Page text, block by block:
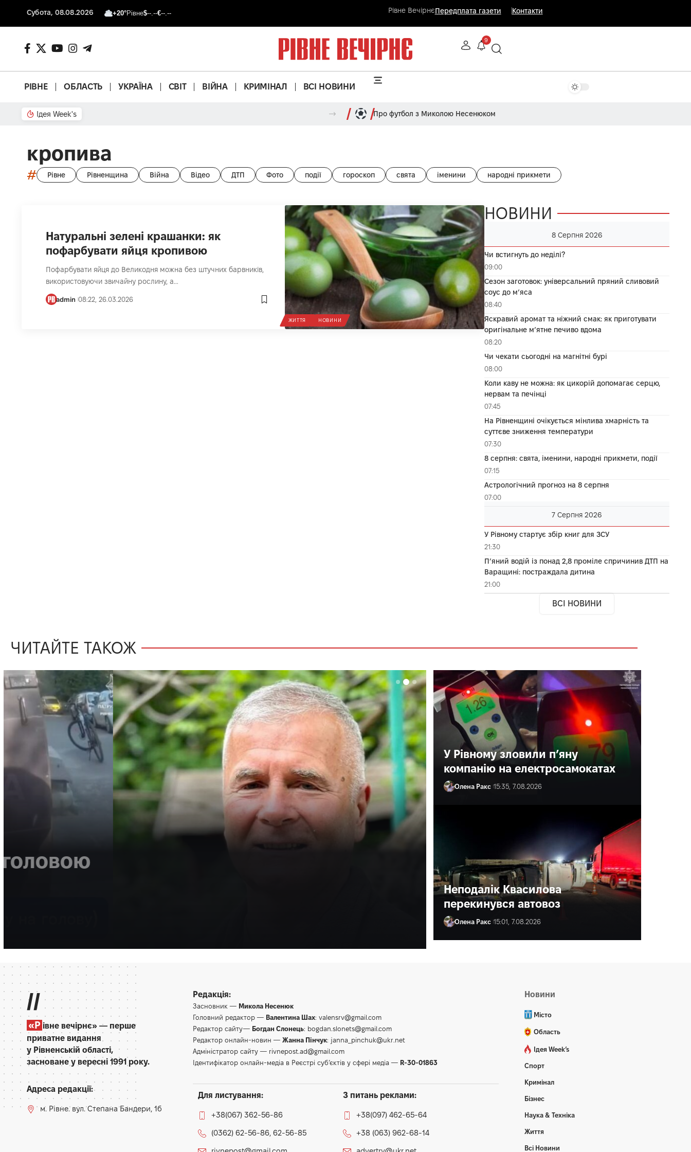
Субота, 08.08.2026 +20°Рівне$--.--€--.-- Рівне ВечірнєПередплата газети Контакти
9
РІВНЕ ОБЛАСТЬ УКРАЇНА СВІТ ВІЙНА КРИМІНАЛ ВСІ НОВИНИ
Ідея Week's Про футбол з Миколою Несенюком
кропива
# Рівне Рівненщина Війна Відео ДТП Фото події гороскоп свята іменини народні прикмети
ЖИТТЯ НОВИНИ
Натуральні зелені крашанки: як
пофарбувати яйця кропивою
Пофарбувати яйця до Великодня можна без штучних барвників,
використовуючи звичайну рослину, а…
admin 08:22, 26.03.2026
НОВИНИ
8 Серпня 2026
Чи встигнуть до неділі?
09:00
Сезон заготовок: універсальний пряний сливовий
соус до мʼяса
08:40
Яскравий аромат та ніжний смак: як приготувати
оригінальне м’ятне печиво вдома
08:20
Чи чекати сьогодні на магнітні бурі
08:00
Коли каву не можна: як цикорій допомагає серцю,
нервам та печінці
07:45
На Рівненщині очікується мінлива хмарність та
суттєве зниження температури
07:30
8 серпня: свята, іменини, народні прикмети, події
07:15
Астрологічний прогноз на 8 серпня
07:00
7 Серпня 2026
У Рівному стартує збір книг для ЗСУ
21:30
П’яний водій із понад 2,8 проміле спричинив ДТП на
Варащині: постраждала дитина
21:00
ВСІ НОВИНИ
ЧИТАЙТЕ ТАКОЖ
Зеленський нагородив лікаря з
У Рівному зловили п’яну
компанію на електросамокатах
Олена Ракс 15:35, 7.08.2026
Неподалік Квасилова
перекинувся автовоз
Олена Ракс 15:01, 7.08.2026
//
«Р івне вечірнє» — перше
приватне видання
у Рівненській області,
засноване у вересні 1991 року.
Адреса редакції:
м. Рівне. вул. Степана Бандери, 1б
Редакція:
Засновник — Микола Несенюк
Головний редактор — Валентина Шах: valensrv@gmail.com
Редактор сайту— Богдан Слонець: bogdan.slonets@gmail.com
Редактор онлайн-новин — Жанна Пінчук: janna_pinchuk@ukr.net
Адміністратор сайту — rivnepost.ad@gmail.com
Ідентифікатор онлайн-медіа в Реєстрі суб’єктів у сфері медіа — R-30-01863
Для листування:
+38(067) 362-56-86
(0362) 62-56-86, 62-56-85
З питань реклами:
+38(097) 462-65-64
+38 (063) 962-68-14
Новини
Місто
Область
Ідея Week’s
Спорт
Кримінал
Бізнес
Наука & Техніка
Життя
Всі Новини